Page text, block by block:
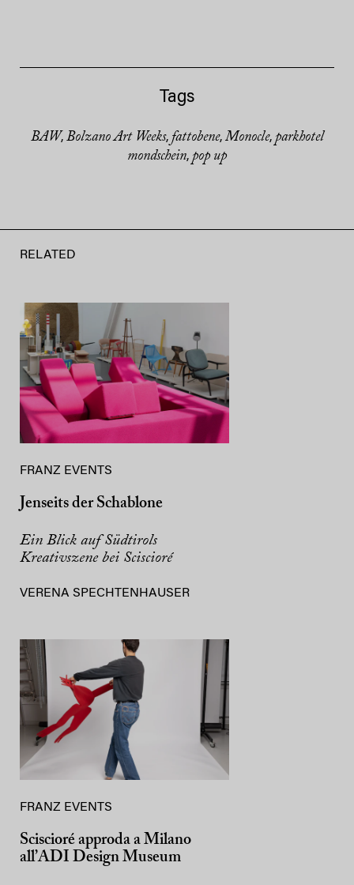
Tags
BAW, Bolzano Art Weeks, fattobene, Monocle, parkhotel
mondschein, pop up
RELATED
FRANZ EVENTS
Jenseits der Schablone
Ein Blick auf Südtirols
Kreativszene bei Sciscioré
VERENA SPECHTENHAUSER
FRANZ EVENTS
Sciscioré approda a Milano
all’ADI Design Museum